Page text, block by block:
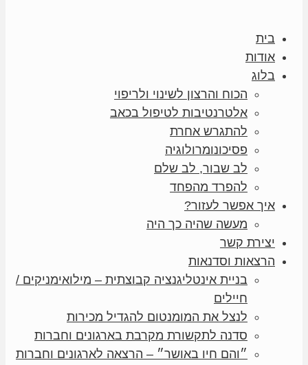
בית
אודות
בלוג
הכוח והרצון לשינוי ולריפוי
אלטרנטיבות לטיפול בכאב
להתגרש אחרת
פסיכונומרולוגיה
לב שבור, לב שלם
להפרד מהפחד
איך אפשר לעזור?
מעשה שהיה כך היה
יצירת קשר
הרצאות וסדנאות
בניית אינטליגנציה קבוצתית – מילואימניקים /
חיילים
לנצל את המומנטום להגדיל מכירות
סדנה לתקשורת מקרבת בארגונים וחברות
״והם חיו באושר״ – הרצאה לארגונים וחברות